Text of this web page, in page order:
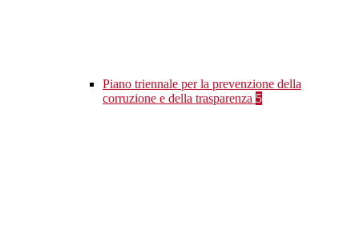
Piano triennale per la prevenzione della
corruzione e della trasparenza 5